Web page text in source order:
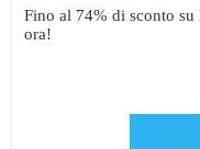
Fino al 74% di sconto
ora!